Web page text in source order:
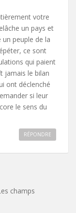
votre
un pays et
un peuple de la
ce sont
qui paient
jamais le bilan
ont déclenché
si leur
le sens du
RÉPONDRE
champs